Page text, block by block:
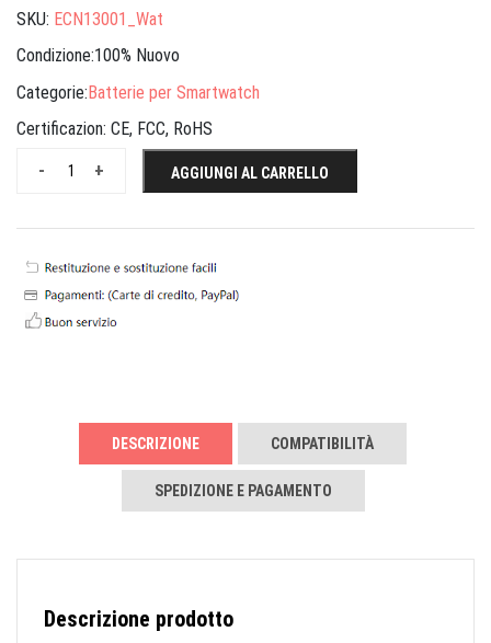
SKU: ECN13001_Wat
Condizione:100% Nuovo
Categorie:Batterie per Smartwatch
Certificazion: CE, FCC, RoHS
+
- AGGIUNGI AL CARRELLO
DESCRIZIONE COMPATIBILITÀ
SPEDIZIONE E PAGAMENTO
Descrizione prodotto